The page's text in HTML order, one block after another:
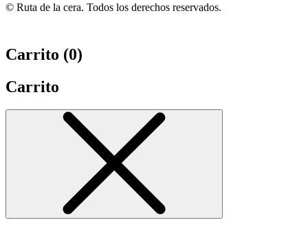
© Ruta de la cera. Todos los derechos reservados.
Carrito (0)
Carrito